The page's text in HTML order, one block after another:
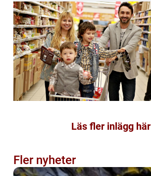
Läs fler inlägg här
Fler nyheter